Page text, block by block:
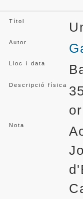
Títol
Autor
Lloc i data
Descripció física
Nota